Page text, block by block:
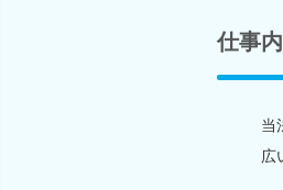
仕事
当
広